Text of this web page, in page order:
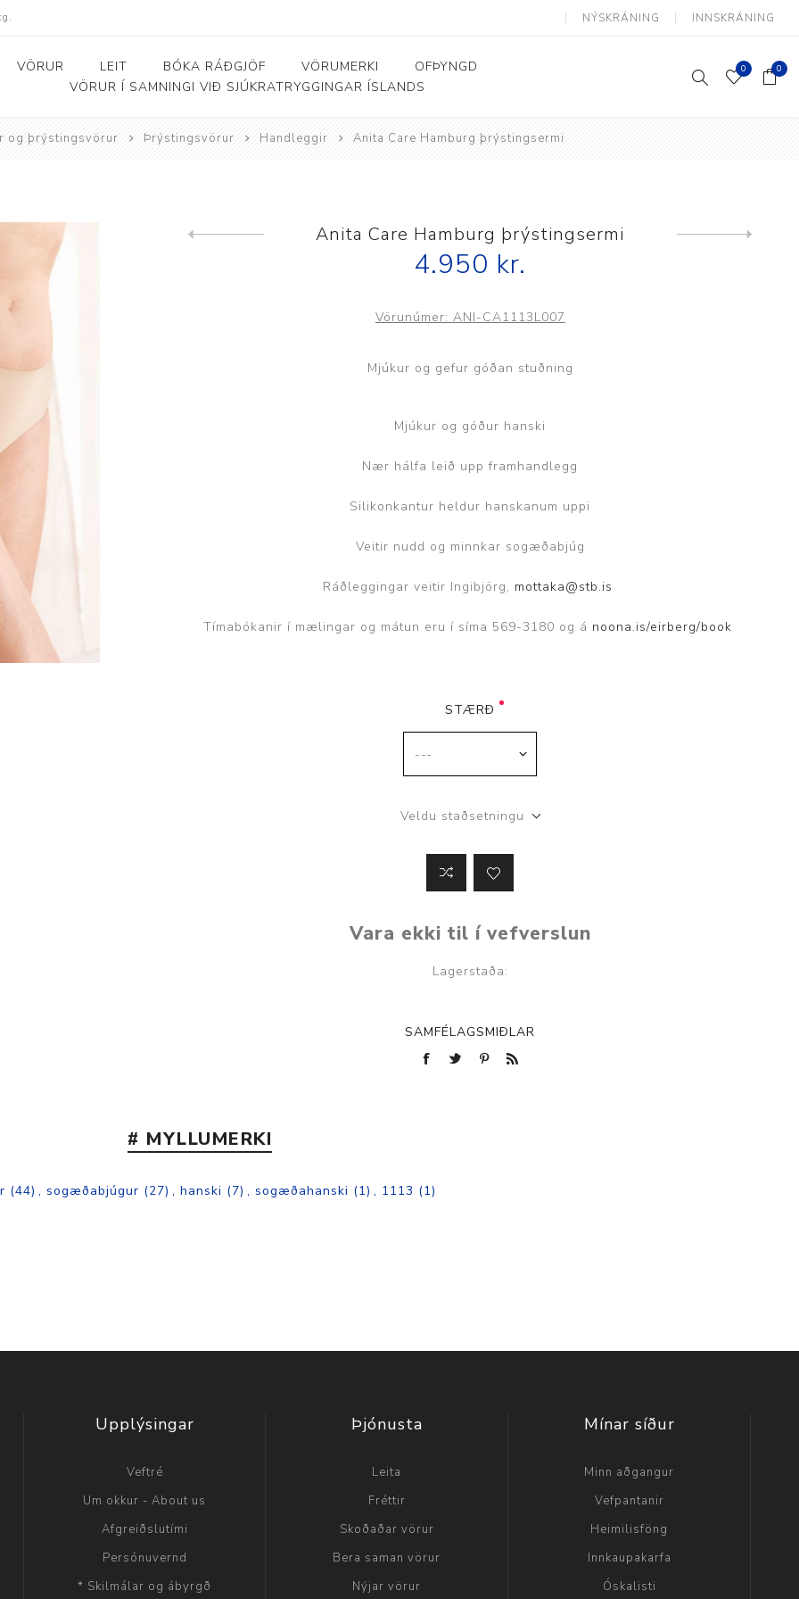
NÝSKRÁNING INNSKRÁNING
VÖRUR
Bað- og salernishjálpartæki Þjálfun og endurhæfing Hjálpartæki
Smáhjálpartæki
Vinnuborð og sérhæfðir
Stóma og þvagleggir Heilbrigðisstofnanir
Innréttingar, vagnar og
Rekstrarvörur
Skoðunar- og
Smátæki
Þrýstingsvafningar
LEIT BÓKA RÁÐGJÖF VÖRUMERKI
OFÞYNGD
VÖRUR Í SAMNINGI VIÐ SJÚKRATRYGGINGAR ÍSLANDS
0 0
og þrýstingsvörur Þrýstingsvörur Handleggir Anita Care Hamburg þrýstingsermi
Anita Care Hamburg þrýstingsermi
4.950 kr.
Vörunúmer: ANI-CA1113L007
Mjúkur og gefur góðan stuðning
Mjúkur og góður hanski
Nær hálfa leið upp framhandlegg
Silikonkantur heldur hanskanum uppi
Veitir nudd og minnkar sogæðabjúg
Ráðleggingar veitir Ingibjörg, mottaka@stb.is
Tímabókanir í mælingar og mátun eru í síma 569-3180 og á noona.is/eirberg/book
STÆRÐ
Veldu staðsetningu
Vara ekki til í vefverslun
Lagerstaða:
SAMFÉLAGSMIÐLAR
# MYLLUMERKI
(44) , sogæðabjúgur (27) , hanski (7) , sogæðahanski (1) , 1113 (1)
Upplýsingar
Veftré
Um okkur - About us
Afgreiðslutími
Persónuvernd
* Skilmálar og ábyrgð
Þjónusta
Leita
Fréttir
Skoðaðar vörur
Bera saman vörur
Nýjar vörur
Mínar síður
Minn aðgangur
Vefpantanir
Heimilisföng
Innkaupakarfa
Óskalisti